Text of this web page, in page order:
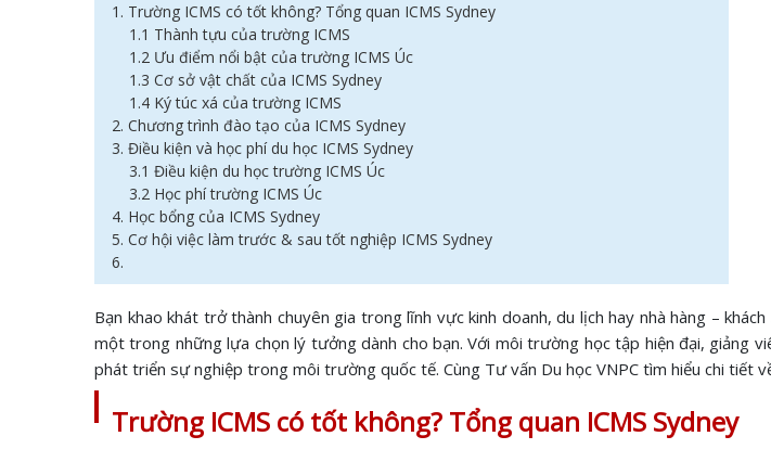
1. Trường ICMS có tốt không? Tổng quan ICMS Sydney
1.1 Thành tựu của trường ICMS
1.2 Ưu điểm nổi bật của trường ICMS Úc
1.3 Cơ sở vật chất của ICMS Sydney
1.4 Ký túc xá của trường ICMS
2. Chương trình đào tạo của ICMS Sydney
3. Điều kiện và học phí du học ICMS Sydney
3.1 Điều kiện du học trường ICMS Úc
3.2 Học phí trường ICMS Úc
4. Học bổng của ICMS Sydney
5. Cơ hội việc làm trước & sau tốt nghiệp ICMS Sydney
6.
Bạn khao khát trở thành chuyên gia trong lĩnh vực kinh doanh, du lịch hay nhà hàng –
một trong những lựa chọn lý tưởng dành cho bạn. Với môi trường học tập hiện đại, giảng
phát triển sự nghiệp trong môi trường quốc tế. Cùng Tư vấn Du học VNPC tìm hiểu chi tiết
Trường ICMS có tốt không? Tổng quan ICMS Sydney